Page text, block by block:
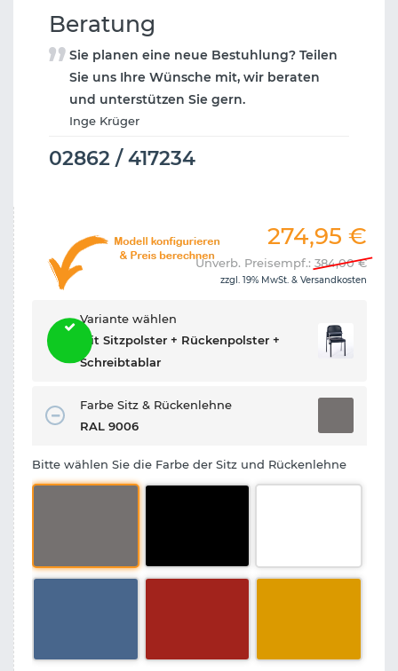
Beratung
Sie planen eine neue Bestuhlung? Teilen
Sie uns Ihre Wünsche mit, wir beraten
und unterstützen Sie gern.
Inge Krüger
02862 / 417234
274,95 €
Unverb. Preisempf.: 384,00€
zzgl. 19% MwSt. & Versandkosten
Variante wählen
Mit Sitzpolster + Rückenpolster +
Schreibtablar
Farbe Sitz & Rückenlehne
RAL 9006
Bitte wählen Sie die Farbe der Sitz und Rückenlehne